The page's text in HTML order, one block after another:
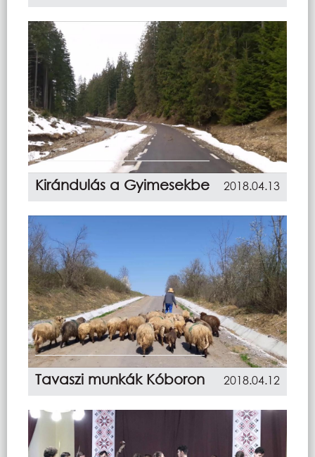
Kirándulás a Gyimesekbe 2018.04.13
Tavaszi munkák Kóboron 2018.04.12